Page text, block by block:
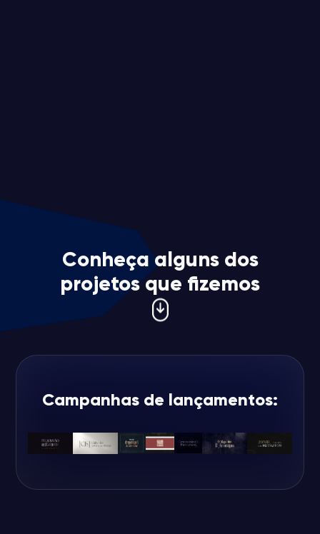
Conheça alguns dos
projetos que fizemos
Campanhas de lançamentos: